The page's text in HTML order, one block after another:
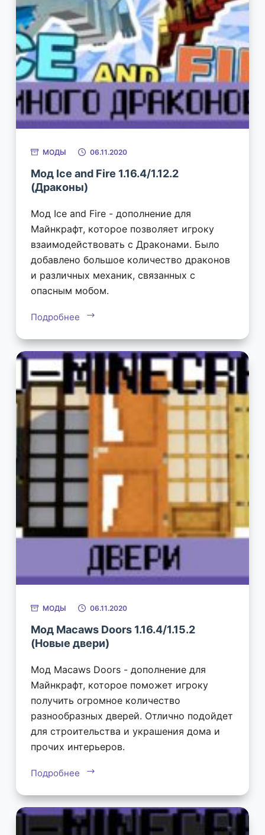
МОДЫ 06.11.2020
Мод Ice and Fire 1.16.4/1.12.2
(Драконы)
Мод Ice and Fire - дополнение для
Майнкрафт, которое позволяет игроку
взаимодействовать с Драконами. Было
добавлено большое количество драконов
и различных механик, связанных с
опасным мобом.
Подробнее
МОДЫ 06.11.2020
Мод Macaws Doors 1.16.4/1.15.2
(Новые двери)
Мод Macaws Doors - дополнение для
Майнкрафт, которое поможет игроку
получить огромное количество
разнообразных дверей. Отлично подойдет
для строительства и украшения дома и
прочих интерьеров.
Подробнее